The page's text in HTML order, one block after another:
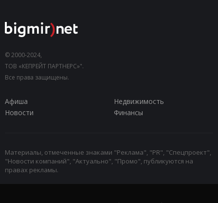
© 2000-2024,
ТОВ «КЕПРЕЙТ ПАРТНЕРС»".
Все права защищены.
Афиша
Недвижимость
Новости
Финансы
Материалы, отмеченные знаками "Реклама", "PR", "Спецпроект",
"Новости компаний", "Актуально", "Промо", публикуются на
правах рекламы.